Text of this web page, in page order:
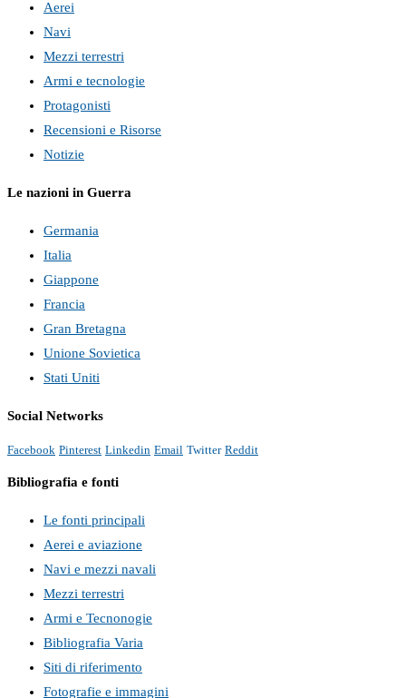
Aerei
Navi
Mezzi terrestri
Armi e tecnologie
Protagonisti
Recensioni e Risorse
Notizie
Le nazioni in Guerra
Germania
Italia
Giappone
Francia
Gran Bretagna
Unione Sovietica
Stati Uniti
Social Networks
Facebook Pinterest Linkedin Email Twitter Reddit
Bibliografia e fonti
Le fonti principali
Aerei e aviazione
Navi e mezzi navali
Mezzi terrestri
Armi e Tecnonogie
Bibliografia Varia
Siti di riferimento
Fotografie e immagini